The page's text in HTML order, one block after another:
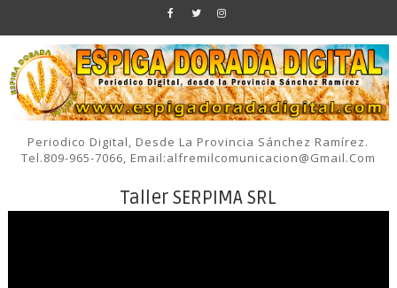
Periodico Digital, Desde La Provincia Sánchez Ramírez.
Tel.809-965-7066, Email:alfremilcomunicacion@gmail.com
Taller SERPIMA SRL